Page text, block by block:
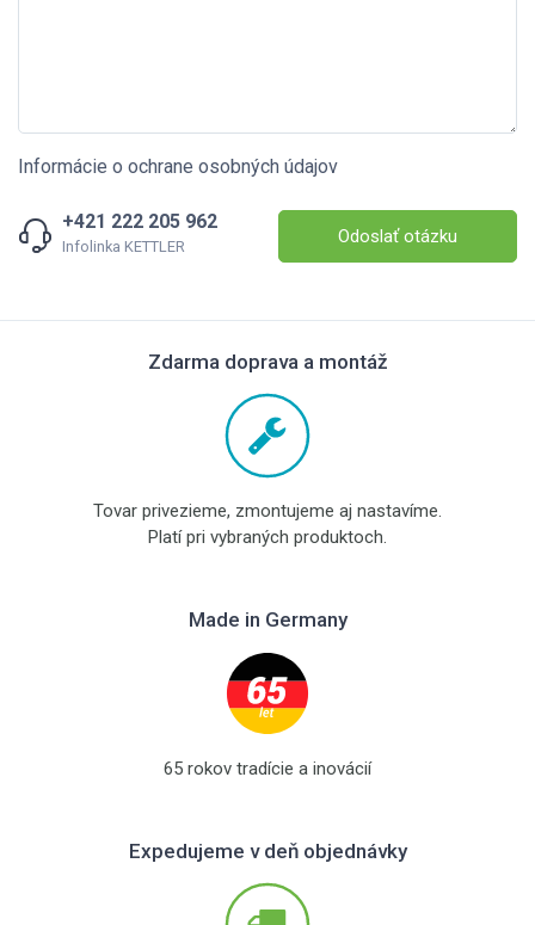
Informácie o ochrane osobných údajov
+421 222 205 962
Infolinka KETTLER Odoslať otázku
Zdarma doprava a montáž
Tovar privezieme, zmontujeme aj nastavíme.
Platí pri vybraných produktoch.
Made in Germany
65 rokov tradície a inovácií
Expedujeme v deň objednávky